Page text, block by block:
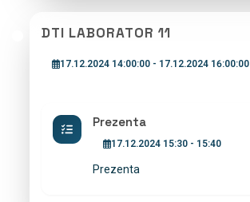
DTI LABORATOR 11
17.12.2024 14:00:00 - 17.12.2024 16:00:00
Prezenta
17.12.2024 15:30 - 15:40
Prezenta